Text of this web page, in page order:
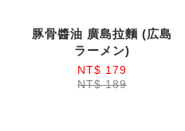
豚骨醬油 廣島拉麵 (広島
ラーメン)
NT$ 179
NT$ 189